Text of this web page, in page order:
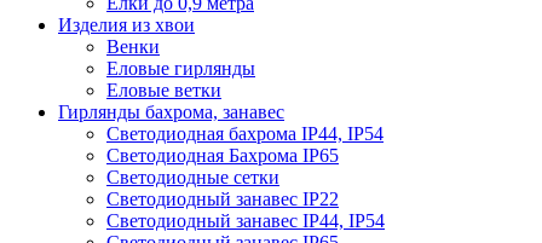
Изделия из хвои
Венки
Еловые гирлянды
Еловые ветки
Гирлянды бахрома, занавес
Светодиодная бахрома IP44, IP54
Светодиодная Бахрома IP65
Светодиодные сетки
Светодиодный занавес IP22
Светодиодный занавес IP44, IP54